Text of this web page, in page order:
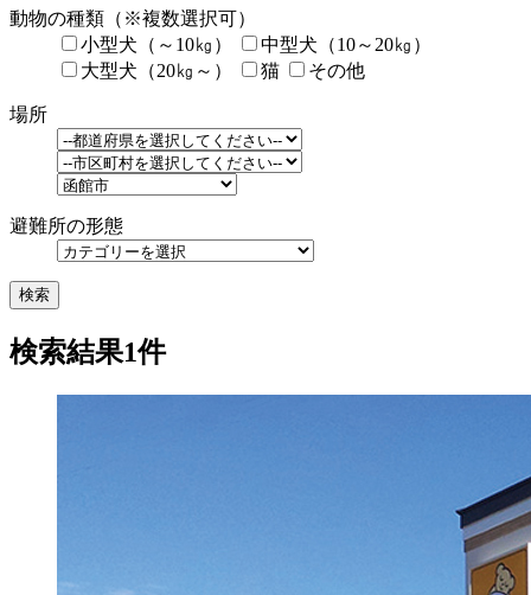
動物の種類 （※複数選択可）
小型犬（～10㎏）
中型犬（10～20㎏）
大型犬（20㎏～）
猫 その他
場所
避難所の形態
検索
検索結果1件